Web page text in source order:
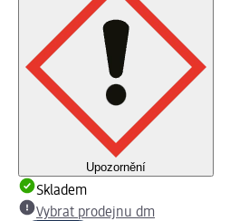
Upozornění
Skladem
Vybrat prodejnu dm